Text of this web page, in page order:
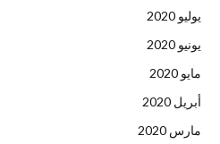
يوليو 2020
يونيو 2020
مايو 2020
أبريل 2020
مارس 2020